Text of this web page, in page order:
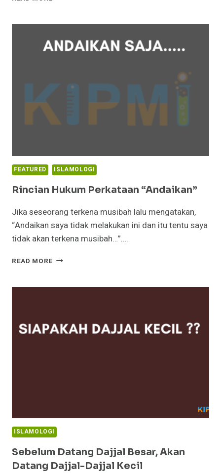
DI
DI
VIRUS
CORONA
COVID-
19
FEATURED ISLAMOLOGI
Rincian Hukum Perkataan “Andaikan”
Jika seseorang terkena musibah lalu mengatakan,
“Andaikan saya tidak melakukan ini dan itu tentu saya
tidak akan terkena musibah…”….
READ MORE RINCIAN
“ANDAIKAN”
ISLAMOLOGI
Sebelum Datang Dajjal Besar, Akan
Datang Dajjal-Dajjal Kecil